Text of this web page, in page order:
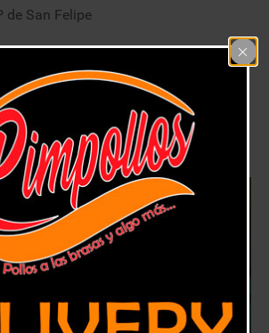
de San Felipe
permite incautar
prohibidos en